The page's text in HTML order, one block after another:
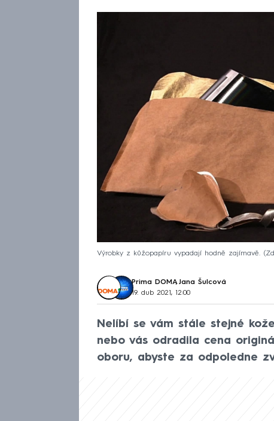
Výrobky z kůžopapíru vypadají hodně zajímavě.
Prima DOMA, Jana Šulcová
19. dub 2021, 12:00
Nelíbí se vám stále stejné
nebo vás odradila cena
oboru, abyste za odpoledne